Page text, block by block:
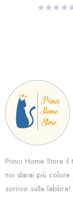
Princi Home Store
noi darai più colore
sorriso sulle labbra!